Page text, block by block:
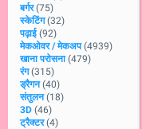
बर्गर (75)
स्केटिंग (32)
पढ़ाई (92)
मेकओवर / मेकअप (4939)
खाना परोसना (479)
रंग (315)
ड्रैगन (40)
संतुलन (18)
3D (46)
ट्रैक्टर (4)